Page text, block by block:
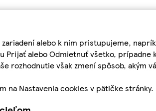
alebo k nim pristupujeme,
Prijať alebo Odmietnuť všetko, prípadne
rozhodnutie však zmení spôsob, akým
na Nastavenia cookies v pätičke stránky.